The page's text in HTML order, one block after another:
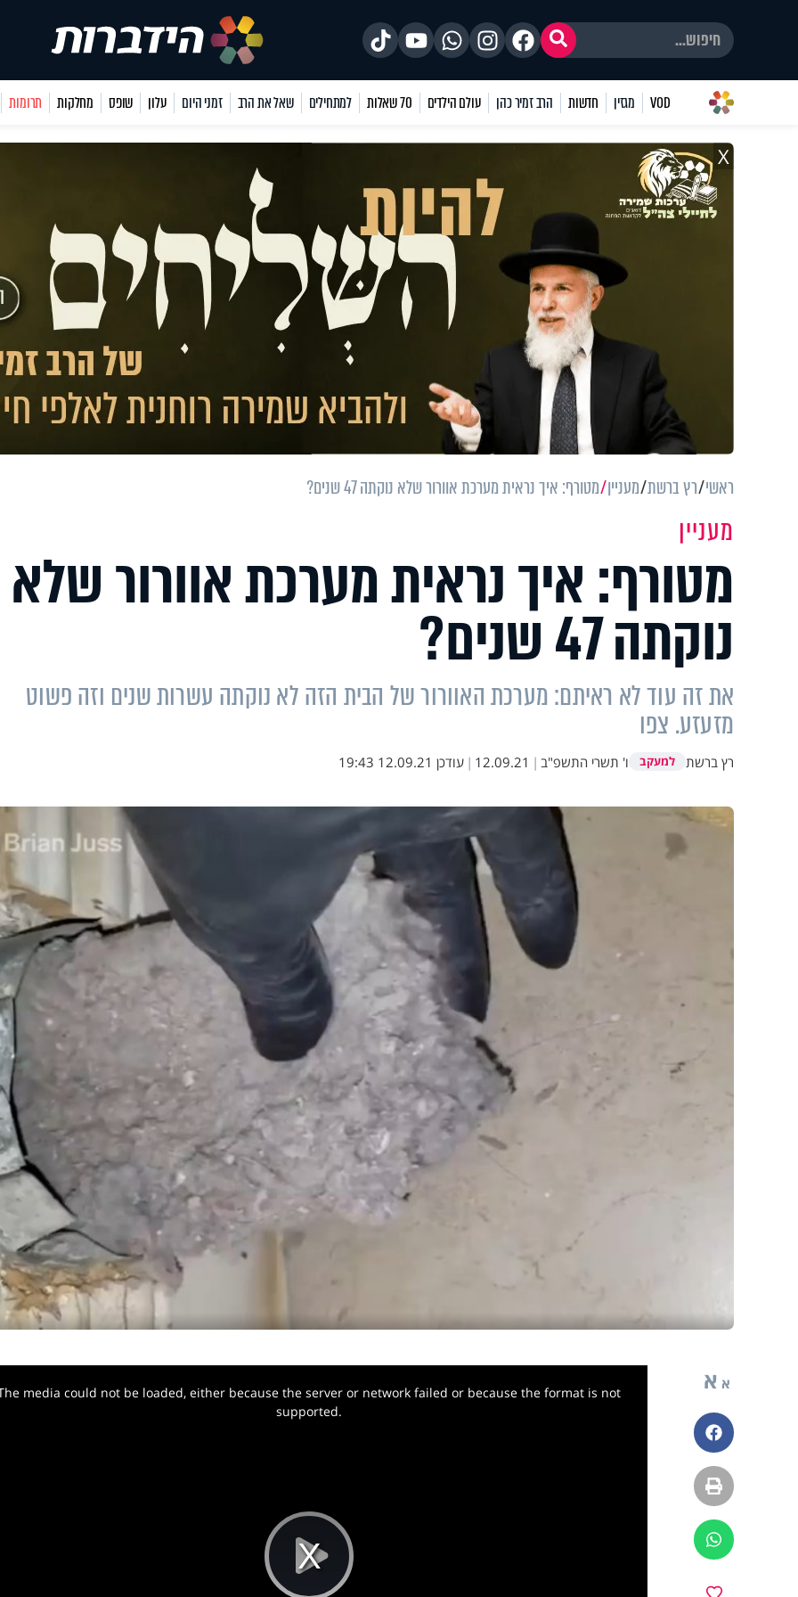
VOD מגזין חדשות הרב זמיר כהן עולם הילדים 70 שאלות למתחילים שאל את הרב זמני היום עלון שופס מחלקות תרומות
X
ראשי רץ ברשת מעניין מטורף: איך נראית מערכת אוורור שלא נוקתה 47 שנים?
מעניין
מטורף: איך נראית מערכת אוורור שלא
נוקתה 47 שנים?
את זה עוד לא ראיתם: מערכת האוורור של הבית הזה לא נוקתה עשרות שנים וזה פשוט
מזעזע. צפו
רץ ברשת למעקב ו' תשרי התשפ"ב |
12.09.21
| עודכן 12.09.21 19:43
א א
פייסבוק
הדפסה
ווטסאפ
media could not be loaded, either because the server or network failed or because the format is not
supported.